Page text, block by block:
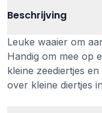
Beschrijving
Leuke waaier om
Handig om mee op
kleine zeediertjes
over kleine diertjes